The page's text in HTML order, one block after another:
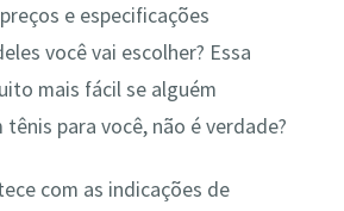
e especificações
você vai escolher? Essa
mais fácil se alguém
para você, não é verdade?
com as indicações de